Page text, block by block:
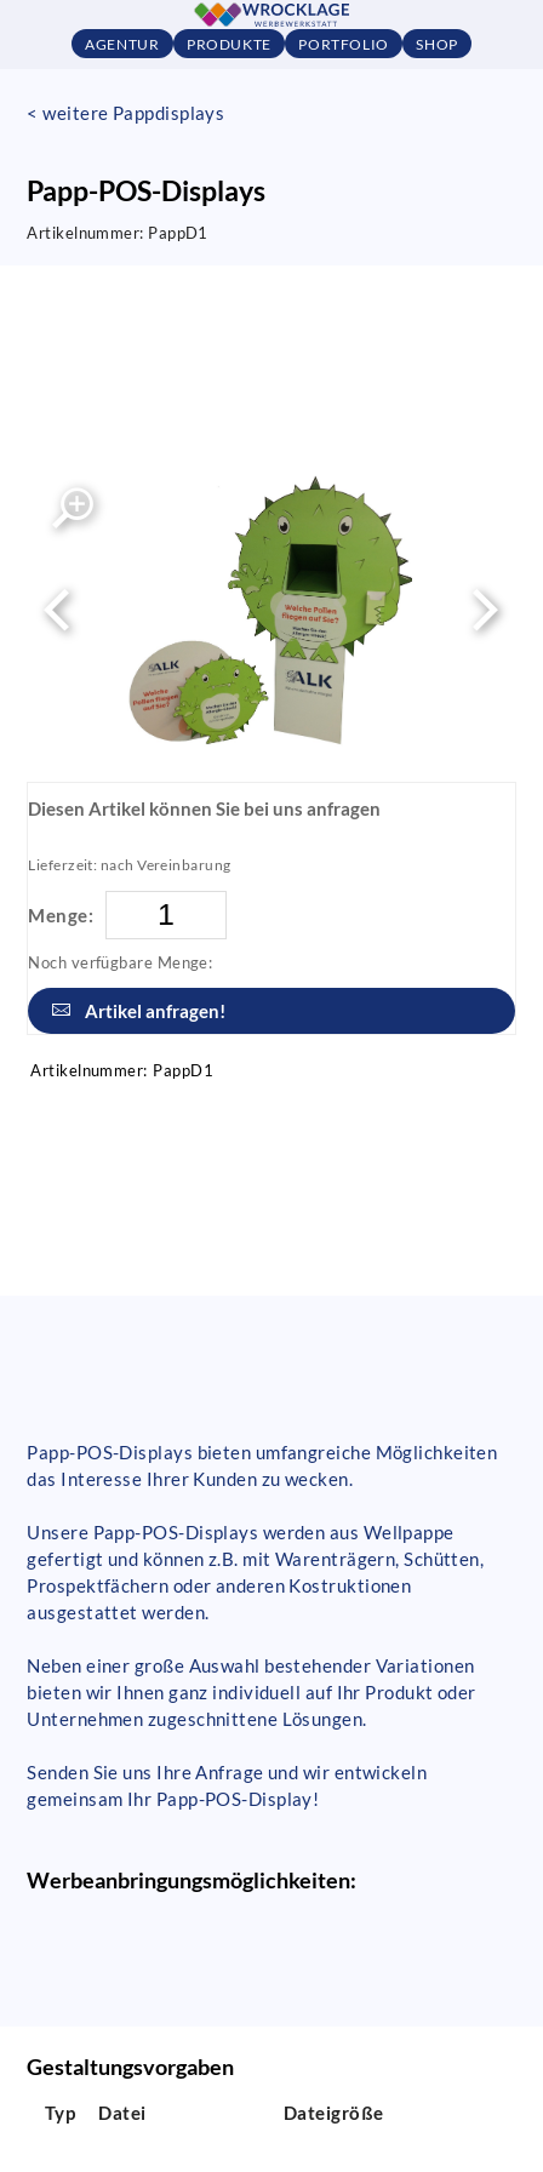
AGENTUR PRODUKTE PORTFOLIO SHOP
< weitere Pappdisplays
Papp-POS-Displays
Artikelnummer: PappD1
Diesen Artikel können Sie bei uns anfragen
Lieferzeit: nach Vereinbarung
Menge:
Noch verfügbare Menge:
Artikel anfragen!
Artikelnummer: PappD1
Papp-POS-Displays bieten umfangreiche Möglichkeiten
das Interesse Ihrer Kunden zu wecken.
Unsere Papp-POS-Displays werden aus Wellpappe
gefertigt und können z.B. mit Warenträgern, Schütten,
Prospektfächern oder anderen Kostruktionen
ausgestattet werden.
Neben einer große Auswahl bestehender Variationen
bieten wir Ihnen ganz individuell auf Ihr Produkt oder
Unternehmen zugeschnittene Lösungen.
Senden Sie uns Ihre Anfrage und wir entwickeln
gemeinsam Ihr Papp-POS-Display!
Werbeanbringungsmöglichkeiten:
Gestaltungsvorgaben
Typ Datei Dateigröße